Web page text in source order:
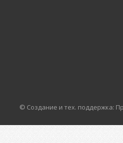
© Создание и тех. поддержка: